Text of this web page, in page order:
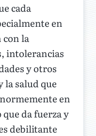
cada
en
con la
intolerancias
y otros
salud que
en
da fuerza y
debilitante